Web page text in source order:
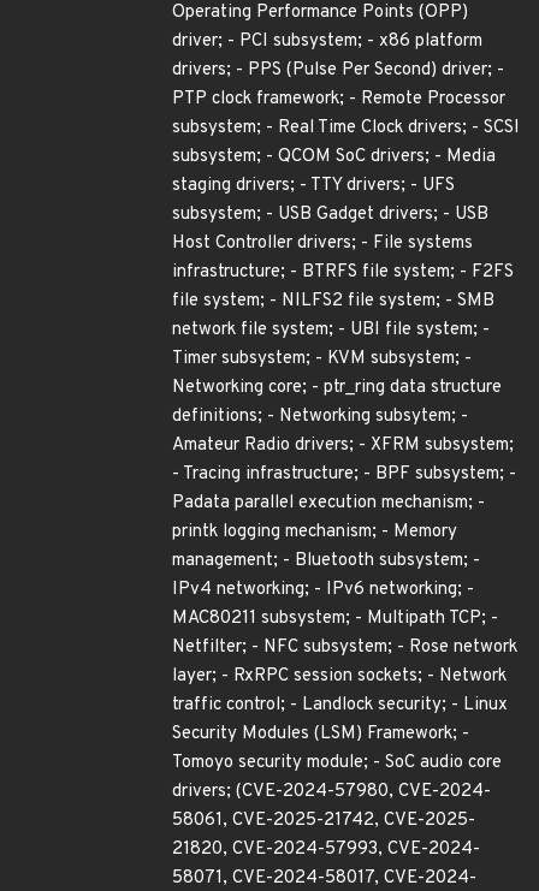
Operating Performance Points (OPP)
driver; - PCI subsystem; - x86 platform
drivers; - PPS (Pulse Per Second) driver; -
PTP clock framework; - Remote Processor
subsystem; - Real Time Clock drivers; - SCSI
subsystem; - QCOM SoC drivers; - Media
staging drivers; - TTY drivers; - UFS
subsystem; - USB Gadget drivers; - USB
Host Controller drivers; - File systems
infrastructure; - BTRFS file system; - F2FS
file system; - NILFS2 file system; - SMB
network file system; - UBI file system; -
Timer subsystem; - KVM subsystem; -
Networking core; - ptr_ring data structure
definitions; - Networking subsytem; -
Amateur Radio drivers; - XFRM subsystem;
- Tracing infrastructure; - BPF subsystem; -
Padata parallel execution mechanism; -
printk logging mechanism; - Memory
management; - Bluetooth subsystem; -
IPv4 networking; - IPv6 networking; -
MAC80211 subsystem; - Multipath TCP; -
Netfilter; - NFC subsystem; - Rose network
layer; - RxRPC session sockets; - Network
traffic control; - Landlock security; - Linux
Security Modules (LSM) Framework; -
Tomoyo security module; - SoC audio core
drivers; (CVE-2024-57980, CVE-2024-
58061, CVE-2025-21742, CVE-2025-
21820, CVE-2024-57993, CVE-2024-
58071, CVE-2024-58017, CVE-2024-